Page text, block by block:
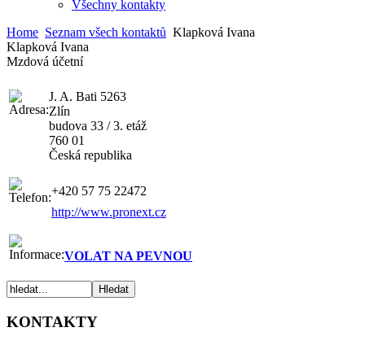
Všechny kontakty
Home Seznam všech kontaktů Klapková Ivana
Klapková Ivana
Mzdová účetní
J. A. Bati 5263
Zlín
budova 33 / 3. etáž
760 01
Česká republika
+420 57 75 22472
http://www.pronext.cz
VOLAT NA PEVNOU
KONTAKTY